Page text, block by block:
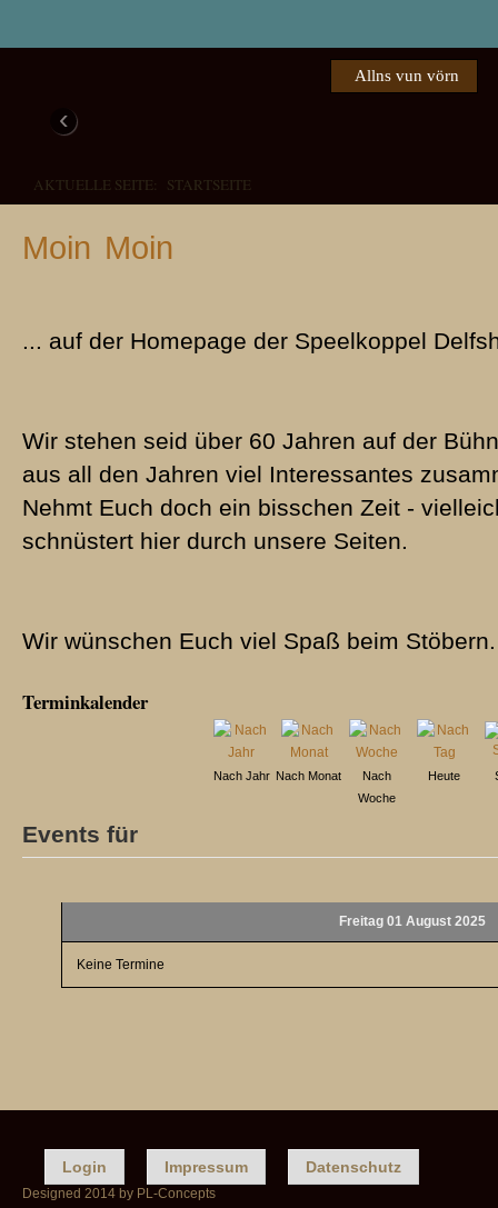
Allns vun vörn
Verdreite Verwandschaft
Familie Pingel
Das weer een Schuss in de Büx!
Piepen foer de Peer
‹
AKTUELLE SEITE: STARTSEITE
Moin Moin
... auf der Homepage der Speelkoppel
Wir stehen seid über 60 Jahren auf der
aus all den Jahren viel Interessantes
Nehmt Euch doch ein bisschen Zeit -
schnüstert hier durch unsere Seiten.
Wir wünschen Euch viel Spaß beim Stöbern.
Terminkalender
Nach Jahr Nach Monat
Nach
Woche
Heute
Events für
Freitag 01 August 2025
Keine Termine
Login Impressum Datenschutz
Designed 2014 by PL-Concepts